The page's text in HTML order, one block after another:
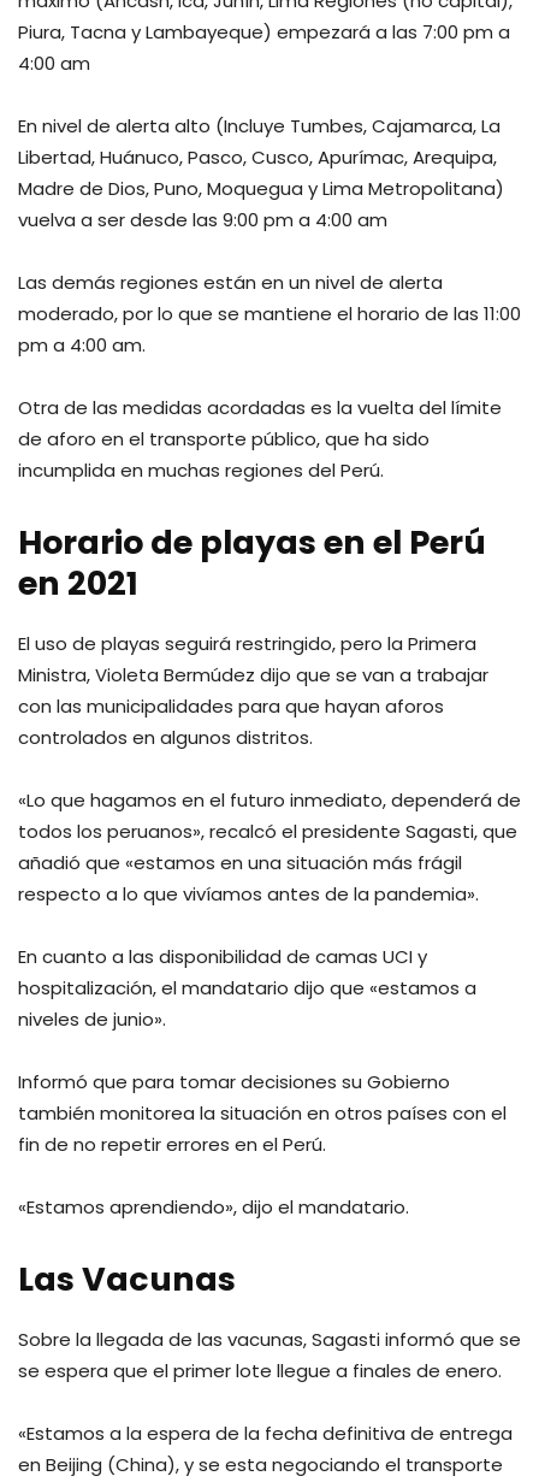
Piura, Tacna y Lambayeque) empezará a las 7:00 pm a
4:00 am
En nivel de alerta alto (Incluye Tumbes, Cajamarca, La
Libertad, Huánuco, Pasco, Cusco, Apurímac, Arequipa,
Madre de Dios, Puno, Moquegua y Lima Metropolitana)
vuelva a ser desde las 9:00 pm a 4:00 am
Las demás regiones están en un nivel de alerta
moderado, por lo que se mantiene el horario de las 11:00
pm a 4:00 am.
Otra de las medidas acordadas es la vuelta del límite
de aforo en el transporte público, que ha sido
incumplida en muchas regiones del Perú.
Horario de playas en el Perú
en 2021
El uso de playas seguirá restringido, pero la Primera
Ministra, Violeta Bermúdez dijo que se van a trabajar
con las municipalidades para que hayan aforos
controlados en algunos distritos.
«Lo que hagamos en el futuro inmediato, dependerá de
todos los peruanos», recalcó el presidente Sagasti, que
añadió que «estamos en una situación más frágil
respecto a lo que vivíamos antes de la pandemia».
En cuanto a las disponibilidad de camas UCI y
hospitalización, el mandatario dijo que «estamos a
niveles de junio».
Informó que para tomar decisiones su Gobierno
también monitorea la situación en otros países con el
fin de no repetir errores en el Perú.
«Estamos aprendiendo», dijo el mandatario.
Las Vacunas
Sobre la llegada de las vacunas, Sagasti informó que se
se espera que el primer lote llegue a finales de enero.
«Estamos a la espera de la fecha definitiva de entrega
en Beijing (China), y se esta negociando el transporte